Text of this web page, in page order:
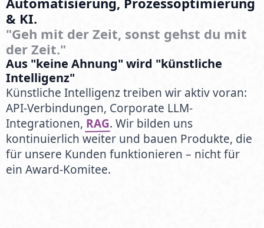
& KI.
"Geh mit der Zeit, sonst gehst du mit
der Zeit."
Aus "keine Ahnung" wird "künstliche
Intelligenz"
Künstliche Intelligenz treiben wir aktiv voran:
API-Verbindungen, Corporate LLM-
Integrationen, RAG. Wir bilden uns
kontinuierlich weiter und bauen Produkte, die
für unsere Kunden funktionieren – nicht für
ein Award-Komitee.